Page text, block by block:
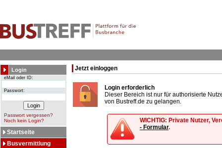
Login
eMail oder ID:
Passwort:
Passwort vergessen?
Noch kein Login?
Startseite
Busvermittlung
Jetzt einloggen
Login erforderlich
Dieser Bereich ist nur für authorisierte
von Bustreff.de zu gelangen.
WICHTIG: Private Nutzer,
- Formular.